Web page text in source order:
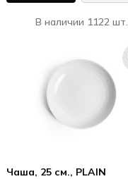
В наличии 1122 шт.
Чаша, 25 см., PLAIN